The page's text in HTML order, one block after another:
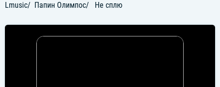
Lmusic Папин Олимпос Не сплю